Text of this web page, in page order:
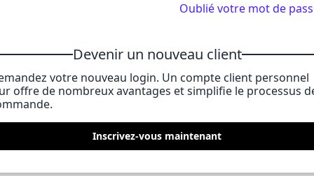
Oublié votre mot de
Devenir un nouveau client
votre nouveau login. Un compte client personnel
offre de nombreux avantages et simplifie le processus
Inscrivez-vous maintenant